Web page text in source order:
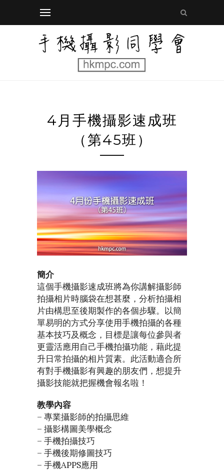
4月手機攝影速成班
（第45班）
簡介
這個手機攝影速成班將為你講解攝影師
拍攝相片時腦袋在想甚麼，分析拍攝相
片由構思至後期製作的各個步驟。以簡
單易明的方式分享使用手機拍攝的各種
基本技巧及概念，目標是讓每位參與者
更靈活應用自己手機拍攝功能，藉此提
升日常拍攝的相片質素。此活動適合所
有對手機攝影有興趣的朋友們，想提升
攝影技能就把握機會報名啦！
教學內容
– 專業攝影師的拍攝思維
– 攝影構圖美學概念
– 手機拍攝技巧
– 手機後期修圖技巧
– 手機APPS應用